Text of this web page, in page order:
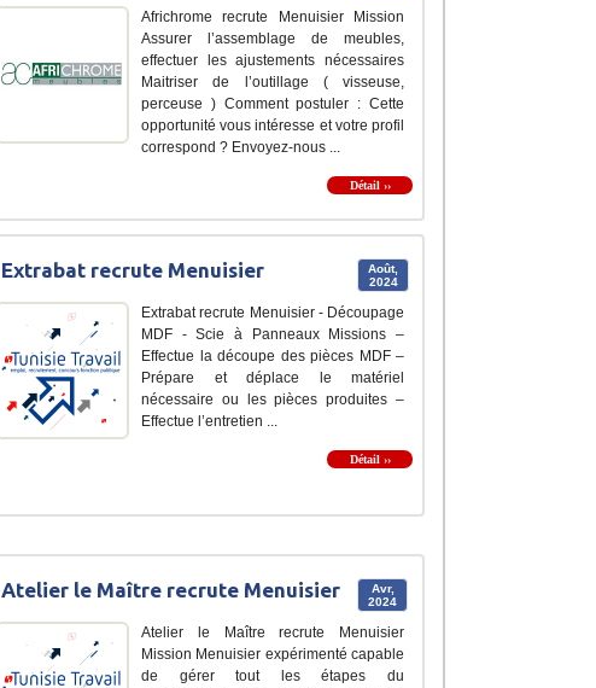
Africhrome recrute Menuisier Mission
Assurer l’assemblage de meubles,
effectuer les ajustements nécessaires
Maitriser de l’outillage ( visseuse,
perceuse ) Comment postuler : Cette
opportunité vous intéresse et votre profil
correspond ? Envoyez-nous ...
Détail ››
Août,
2024
Extrabat recrute Menuisier
Extrabat recrute Menuisier - Découpage
MDF - Scie à Panneaux Missions –
Effectue la découpe des pièces MDF –
Prépare et déplace le matériel
nécessaire ou les pièces produites –
Effectue l’entretien ...
Détail ››
Avr,
2024
Atelier le Maître recrute Menuisier
Atelier le Maître recrute Menuisier
Mission Menuisier expérimenté capable
de gérer tout les étapes du